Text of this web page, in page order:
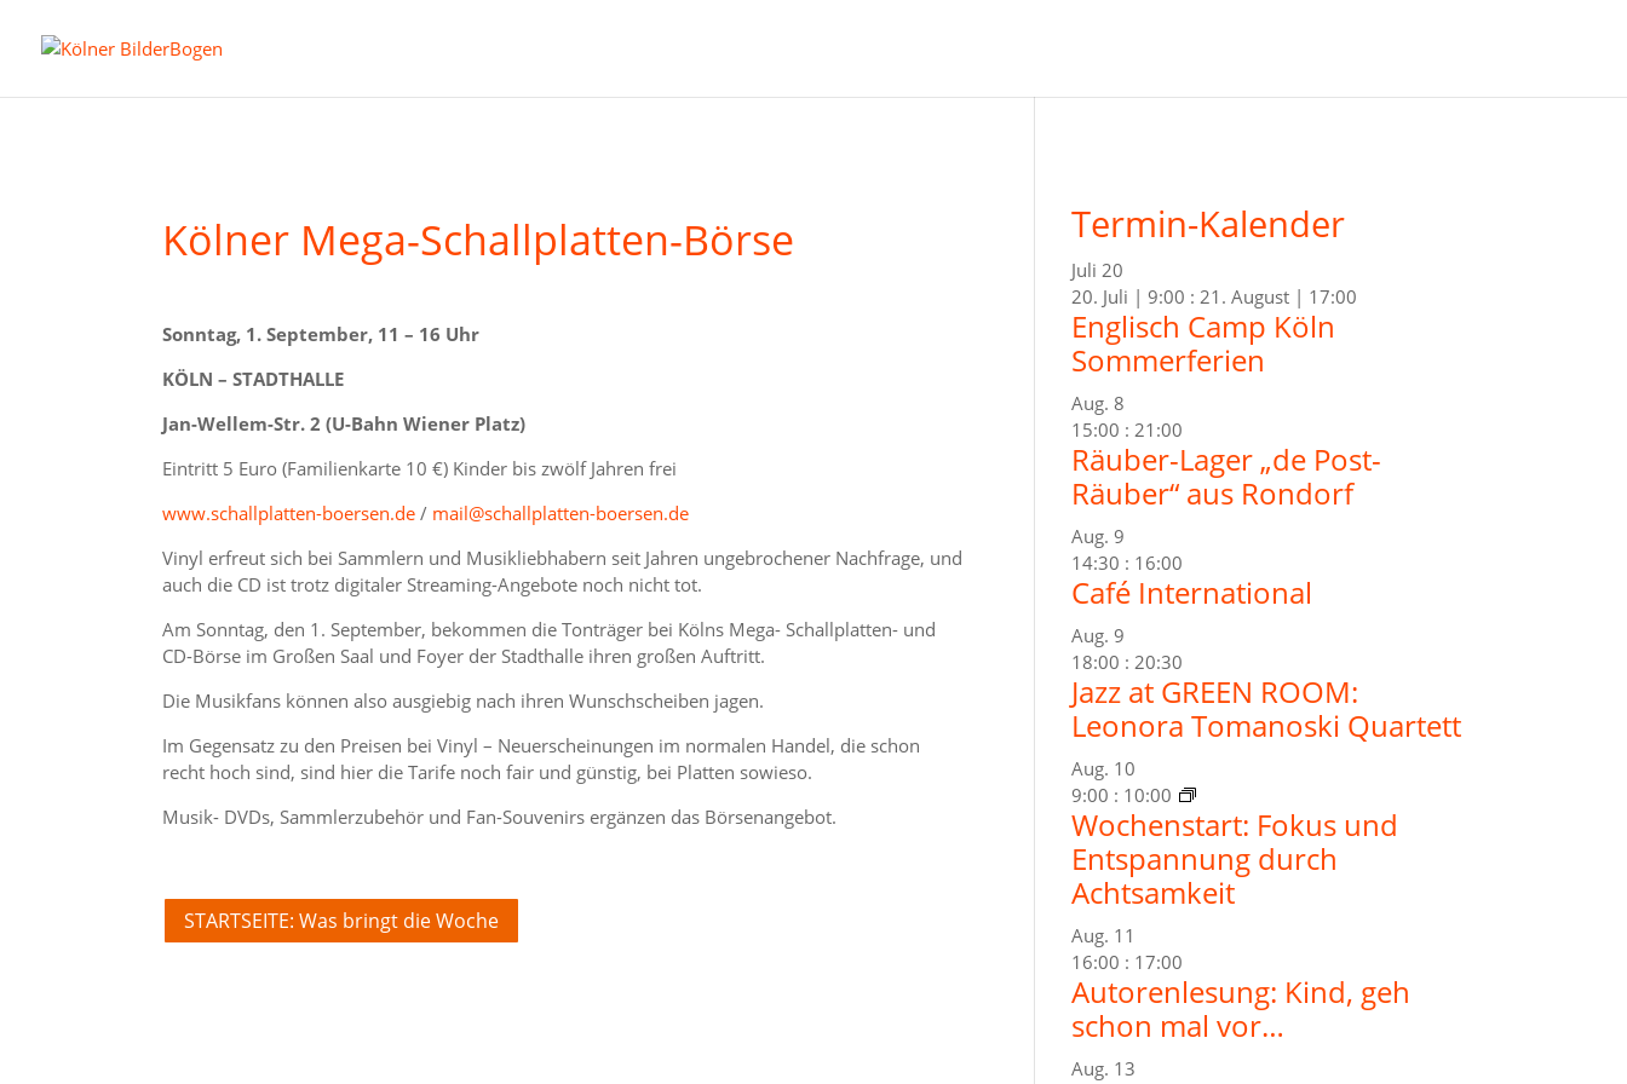
Kölner Mega-Schallplatten-Börse
Sonntag, 1. September, 11 – 16 Uhr
KÖLN – STADTHALLE
Jan-Wellem-Str. 2 (U-Bahn Wiener Platz)
Eintritt 5 Euro (Familienkarte 10 €) Kinder bis zwölf Jahren frei
www.schallplatten-boersen.de / mail@schallplatten-boersen.de
Vinyl erfreut sich bei Sammlern und Musikliebhabern seit Jahren ungebrochener Nachfrage, und
auch die CD ist trotz digitaler Streaming-Angebote noch nicht tot.
Am Sonntag, den 1. September, bekommen die Tonträger bei Kölns Mega- Schallplatten- und
CD-Börse im Großen Saal und Foyer der Stadthalle ihren großen Auftritt.
Die Musikfans können also ausgiebig nach ihren Wunschscheiben jagen.
Im Gegensatz zu den Preisen bei Vinyl – Neuerscheinungen im normalen Handel, die schon
recht hoch sind, sind hier die Tarife noch fair und günstig, bei Platten sowieso.
Musik- DVDs, Sammlerzubehör und Fan-Souvenirs ergänzen das Börsenangebot.
STARTSEITE: Was bringt die Woche
Termin-Kalender
Juli 20
20. Juli | 9:00 : 21. August | 17:00
Englisch Camp Köln
Sommerferien
Aug. 8
15:00 : 21:00
Räuber-Lager „de Post-
Räuber“ aus Rondorf
Aug. 9
14:30 : 16:00
Café International
Aug. 9
18:00 : 20:30
Jazz at GREEN ROOM:
Leonora Tomanoski Quartett
Aug. 10
9:00 : 10:00
Wochenstart: Fokus und
Entspannung durch
Achtsamkeit
Aug. 11
16:00 : 17:00
Autorenlesung: Kind, geh
schon mal vor…
Aug. 13